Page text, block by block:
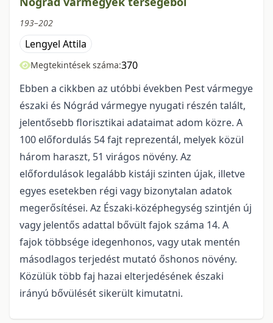
193–202
Lengyel Attila
Megtekintések száma:370
Ebben a cikkben az utóbbi években Pest vármegye
északi és Nógrád vármegye nyugati részén talált,
jelentősebb florisztikai adataimat adom közre. A
100 előfordulás 54 fajt reprezentál, melyek közül
három haraszt, 51 virágos növény. Az
előfordulások legalább kistáji szinten újak, illetve
egyes esetekben régi vagy bizonytalan adatok
megerősítései. Az Északi-középhegység szintjén új
vagy jelentős adattal bővült fajok száma 14. A
fajok többsége idegenhonos, vagy utak mentén
másodlagos terjedést mutató őshonos növény.
Közülük több faj hazai elterjedésének északi
irányú bővülését sike­rült kimutatni.